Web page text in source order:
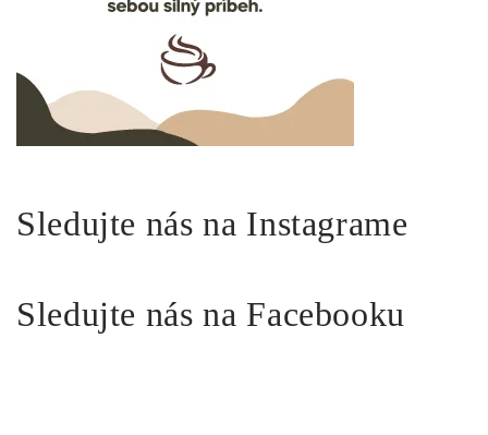
Sledujte nás na Instagrame
Sledujte nás na Facebooku